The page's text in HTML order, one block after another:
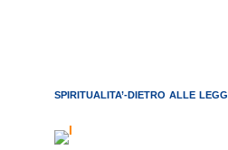
SPIRITUALITA’-DIETRO ALLE LEGGI